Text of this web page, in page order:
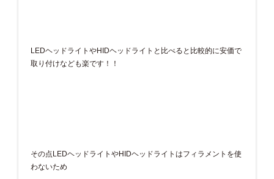
LEDヘッドライトやHIDヘッドライトと比べると比較的に安価で
取り付けなども楽です！！
その点LEDヘッドライトやHIDヘッドライトはフィラメントを使
わないため